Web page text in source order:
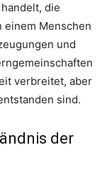
die
einem Menschen
und
verbreitet, aber
sind.
der